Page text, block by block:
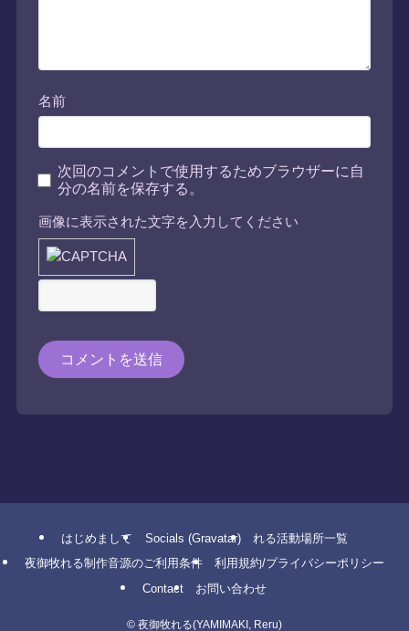
名前
画像に表示された文字を入力してください
はじめまして Socials (Gravatar)
れる活動場所一覧
夜御牧れる制作音源のご利用条件
利用規約/プライバシーポリシー
Contact
お問い合わせ
© 夜御牧れる(YAMIMAKI, Reru)